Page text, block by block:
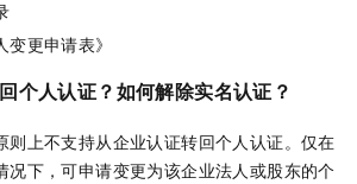
变更申请表》
个人认证？如何解除实名认证？
则上不支持从企业认证转回个人认证。仅在
况下，可申请变更为该企业法人或股东的个